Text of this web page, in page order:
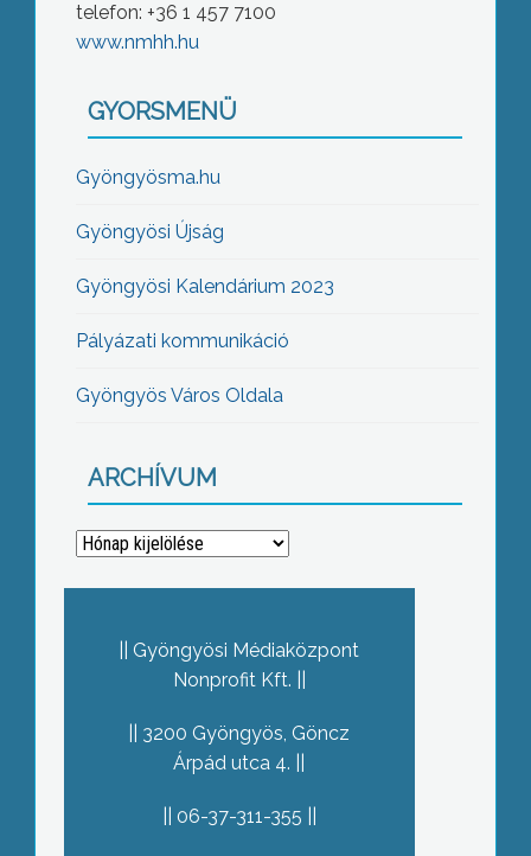
telefon: +36 1 457 7100
www.nmhh.hu
GYORSMENÜ
Gyöngyösma.hu
Gyöngyösi Újság
Gyöngyösi Kalendárium 2023
Pályázati kommunikáció
Gyöngyös Város Oldala
ARCHÍVUM
Archívum
Gyöngyösi Médiaközpont
Nonprofit Kft.
3200 Gyöngyös, Göncz
Árpád utca 4.
06-37-311-355